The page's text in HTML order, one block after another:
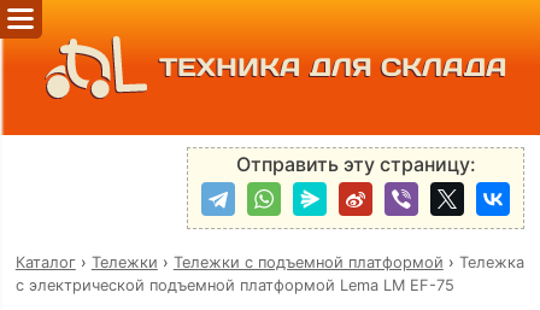
ТЕХНИКА ДЛЯ СКЛАДА
Отправить эту страницу:
Каталог› Тележки › Тележки с подъемной платформой › Тележка
с электрической подъемной платформой Lema LM EF-75